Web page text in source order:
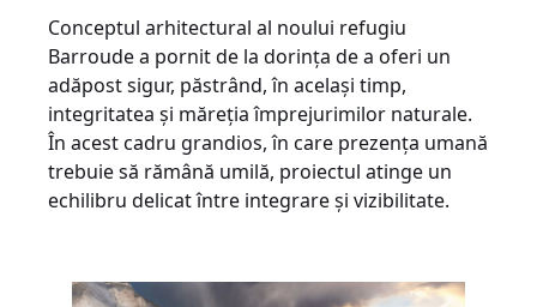
Conceptul arhitectural al noului refugiu
Barroude a pornit de la dorința de a oferi un
adăpost sigur, păstrând, în același timp,
integritatea și măreția împrejurimilor naturale.
În acest cadru grandios, în care prezența umană
trebuie să rămână umilă, proiectul atinge un
echilibru delicat între integrare și vizibilitate.